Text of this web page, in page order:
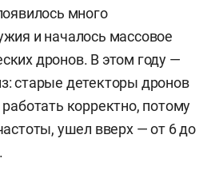
много
и началось массовое
дронов. В этом году —
старые детекторы дронов
корректно, потому
ушел вверх — от 6 до